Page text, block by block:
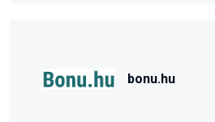
bonu.hu